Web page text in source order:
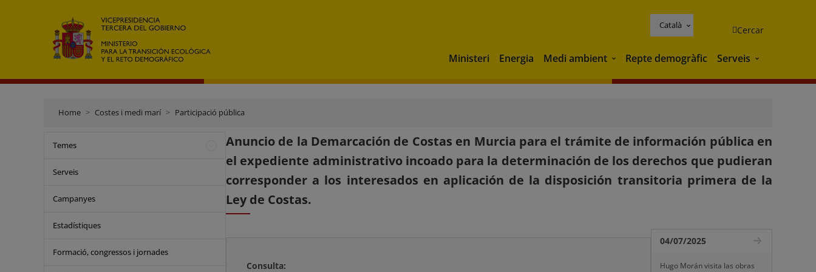
Català Cercar
Ministeri Energia Medi ambient Medi ambient
Repte demogràfic Serveis Serveis
Home Costes i medi marí Participació pública
Temes
Serveis
Campanyes
Estadístiques
Formació, congressos i jornades
Anuncio de la Demarcación de Costas en Murcia para el trámite de información pública en
el expediente administrativo incoado para la determinación de los derechos que pudieran
corresponder a los interesados en aplicación de la disposición transitoria primera de la
Ley de Costas.
Consulta:
04/07/2025
Hugo Morán visita las obras